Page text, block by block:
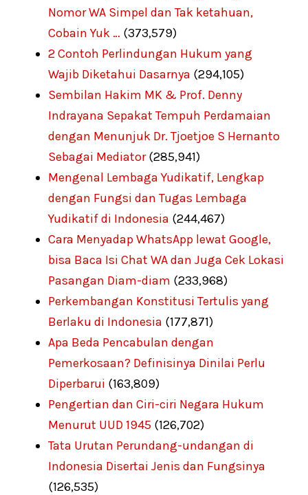
Nomor WA Simpel dan Tak ketahuan,
Cobain Yuk … (373,579)
2 Contoh Perlindungan Hukum yang
Wajib Diketahui Dasarnya (294,105)
Sembilan Hakim MK & Prof. Denny
Indrayana Sepakat Tempuh Perdamaian
dengan Menunjuk Dr. Tjoetjoe S Hernanto
Sebagai Mediator (285,941)
Mengenal Lembaga Yudikatif, Lengkap
dengan Fungsi dan Tugas Lembaga
Yudikatif di Indonesia (244,467)
Cara Menyadap WhatsApp lewat Google,
bisa Baca Isi Chat WA dan Juga Cek Lokasi
Pasangan Diam-diam (233,968)
Perkembangan Konstitusi Tertulis yang
Berlaku di Indonesia (177,871)
Apa Beda Pencabulan dengan
Pemerkosaan? Definisinya Dinilai Perlu
Diperbarui (163,809)
Pengertian dan Ciri-ciri Negara Hukum
Menurut UUD 1945 (126,702)
Tata Urutan Perundang-undangan di
Indonesia Disertai Jenis dan Fungsinya
(126,535)